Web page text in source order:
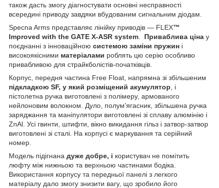
також дасть змогу діагностувати основні несправності
всередині приводу завдяки вбудованим сигнальним діодам.
Specna Arms представляє лінійку приводів — FLEX™
Improved with the GATE X-ASR system
Приваблива ціна у
поєднанні з інноваційною системою заміни пружин і
високоякісними матеріалами роблять цю серію особливо
привабливою для страйкболістів-початківців.
Корпус, передня частина Free Float, напрямна зі збільшеним
підкладкою SF, у який розміщений акумулятор , і
пістолетна ручка виготовлені з полімеру, армованого
нейлоновим волокном. Дуло, полум'ягасник, збільшена ручка
заряджання та маніпулятори виготовлені зі сплаву алюмінію і
ZnAl. Усі гвинти, штифти, вікно викидання гільз і затвор-затвор
виготовлені зі сталі. На корпусі є маркування та серійний
номер.
Модель підігнана дуже добре, і користувач не помітить
люфту між нижньою та верхньою частинами бодіка.
Використання корпусу та передньої панелі з легкого
матеріалу дало змогу знизити вагу, що зробило його